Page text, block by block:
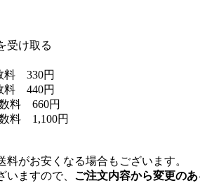
受け取る
料 330円
料 440円
料 660円
料 1,100円
がお安くなる場合もございます。
いますので、 ご注文内容から変更の